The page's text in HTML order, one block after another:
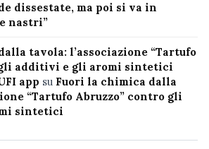
dissestate, ma poi si va in
nastri”
tavola: l’associazione “Tartufo
additivi e gli aromi sintetici
app su Fuori la chimica dalla
“Tartufo Abruzzo” contro gli
sintetici